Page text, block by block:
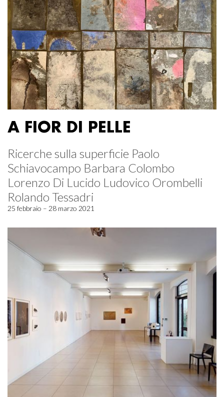
A FIOR DI PELLE
Ricerche sulla superficie Paolo
Schiavocampo Barbara Colombo
Lorenzo Di Lucido Ludovico Orombelli
Rolando Tessadri
25 febbraio – 28 marzo 2021